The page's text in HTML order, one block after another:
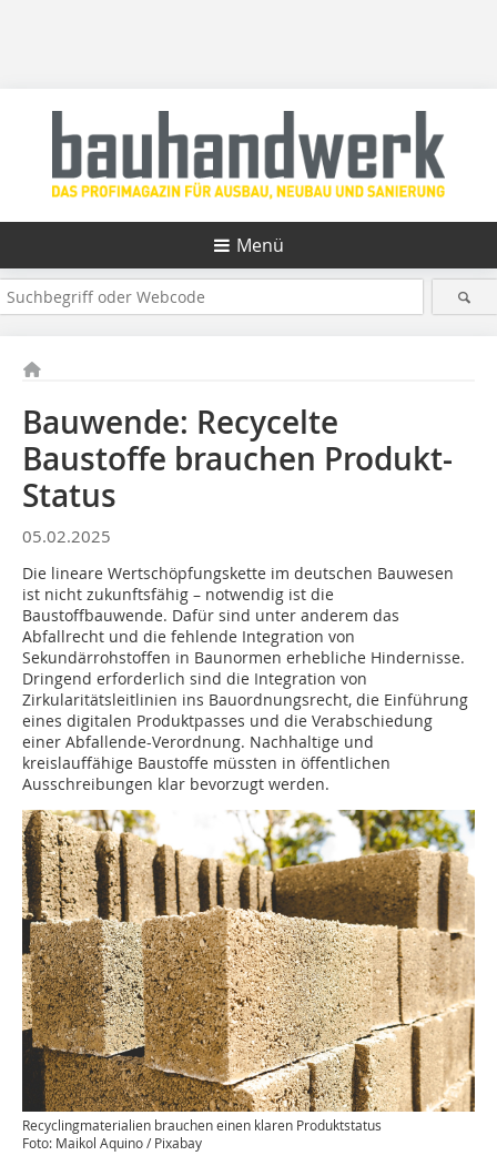
Menü
Bauwende: Recycelte
Baustoffe brauchen Produkt-
Status
05.02.2025
Die lineare Wertschöpfungskette im deutschen Bauwesen
ist nicht zukunftsfähig – notwendig ist die
Baustoffbauwende. Dafür sind unter anderem das
Abfallrecht und die fehlende Integration von
Sekundärrohstoffen in Baunormen erhebliche Hindernisse.
Dringend erforderlich sind die Integration von
Zirkularitätsleitlinien ins Bauordnungsrecht, die Einführung
eines digitalen Produktpasses und die Verabschiedung
einer Abfallende-Verordnung. Nachhaltige und
kreislauffähige Baustoffe müssten in öffentlichen
Ausschreibungen klar bevorzugt werden.
Recyclingmaterialien brauchen einen klaren Produktstatus
Foto: Maikol Aquino / Pixabay